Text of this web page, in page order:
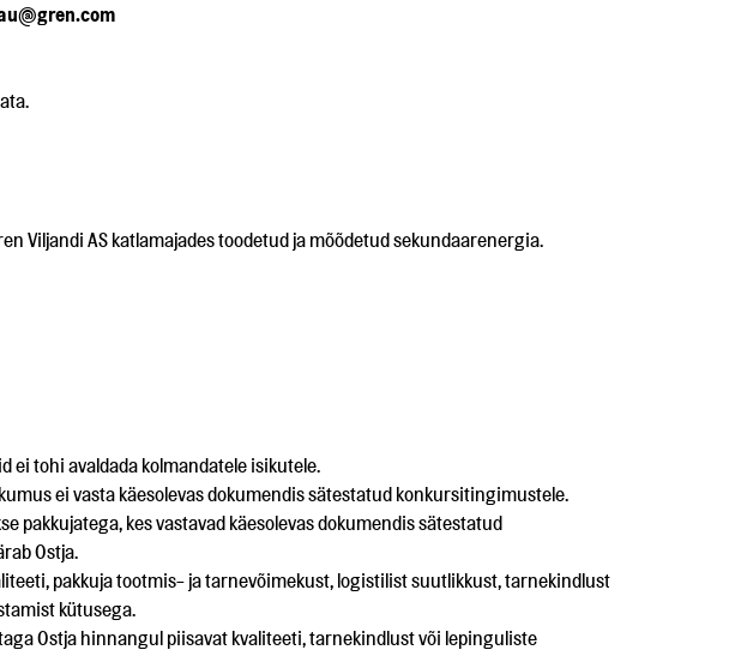
Viljandi AS katlamajades toodetud ja mõõdetud sekundaarenergia.
ei tohi avaldada kolmandatele isikutele.
ei vasta käesolevas dokumendis sätestatud konkursitingimustele.
pakkujatega, kes vastavad käesolevas dokumendis sätestatud
Ostja.
pakkuja tootmis- ja tarnevõimekust, logistilist suutlikkust, tarnekindlust
kütusega.
Ostja hinnangul piisavat kvaliteeti, tarnekindlust või lepinguliste